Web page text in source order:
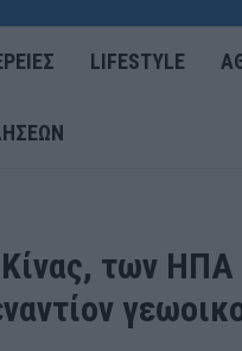
LIFESTYLE
των ΗΠΑ